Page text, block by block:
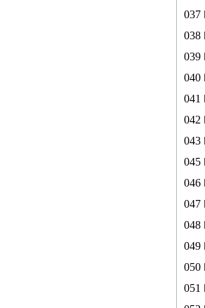
043
046
050